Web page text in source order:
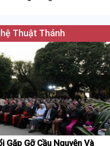
Thuật Thánh
Gặp Gỡ Cầu Nguyện Và